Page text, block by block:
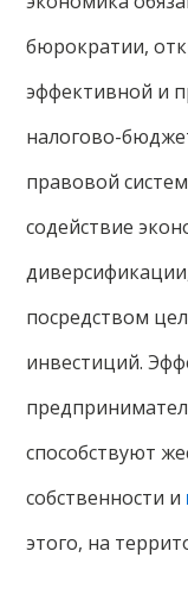
бюрократии,
эффективной и
налогово-
правовой
содействие
посредством
инвестиций.
способствуют
собственности и
этого, на